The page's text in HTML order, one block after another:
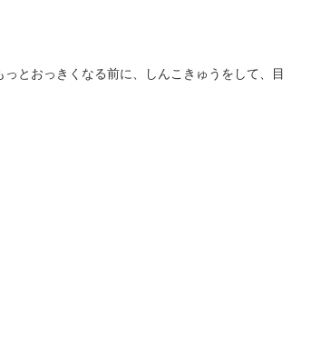
とおっきくなる前に、しんこきゅうをして、目